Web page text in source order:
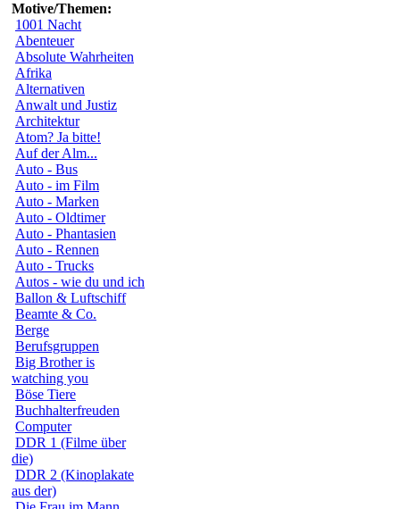
Motive/Themen:
1001 Nacht
Abenteuer
Absolute Wahrheiten
Afrika
Alternativen
Anwalt und Justiz
Architektur
Atom? Ja bitte!
Auf der Alm...
Auto - Bus
Auto - im Film
Auto - Marken
Auto - Oldtimer
Auto - Phantasien
Auto - Rennen
Auto - Trucks
Autos - wie du und ich
Ballon & Luftschiff
Beamte & Co.
Berge
Berufsgruppen
Big Brother is
watching you
Böse Tiere
Buchhalterfreuden
Computer
DDR 1 (Filme über
die)
DDR 2 (Kinoplakate
aus der)